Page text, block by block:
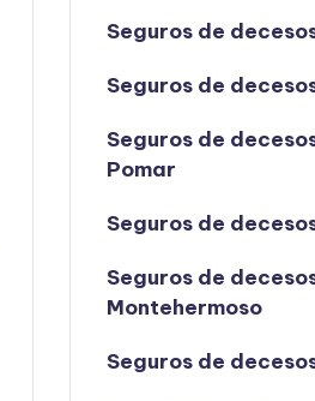
Seguros de
Seguros de
Seguros de
Pomar
Seguros de
Seguros de
Montehermoso
Seguros de